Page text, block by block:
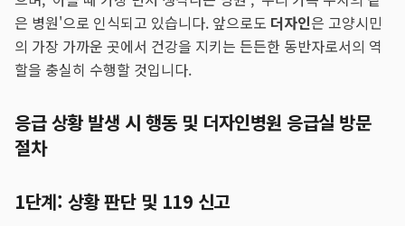
은 병원'으로 인식되고 있습니다. 앞으로도 더자인은 고양시민
의 가장 가까운 곳에서 건강을 지키는 든든한 동반자로서의 역
할을 충실히 수행할 것입니다.
응급 상황 발생 시 행동 및 더자인병원 응급실 방문
절차
1단계: 상황 판단 및 119 신고